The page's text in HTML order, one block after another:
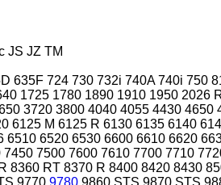
JS JZ TM
635F 724 730 732i 740A 740i 750
1725 1780 1890 1910 1950 2026
3720 3800 4040 4055 4430 4650
6125 M 6125 R 6130 6135 6140
6510 6520 6530 6600 6610 6620
7450 7500 7600 7610 7700 7710
8360 RT 8370 R 8400 8420 8430
9770 9780 9860 STS 9870 STS